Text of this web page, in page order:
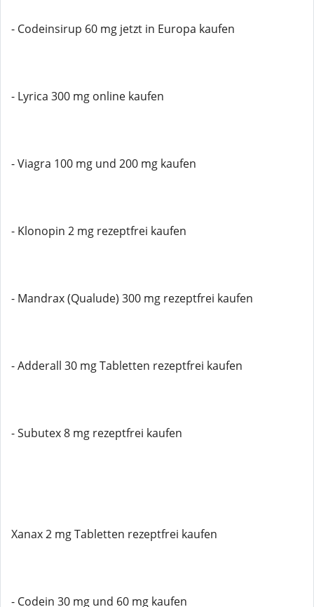
- Codeinsirup 60 mg jetzt in Europa kaufen
- Lyrica 300 mg online kaufen
- Viagra 100 mg und 200 mg kaufen
- Klonopin 2 mg rezeptfrei kaufen
- Mandrax (Qualude) 300 mg rezeptfrei kaufen
- Adderall 30 mg Tabletten rezeptfrei kaufen
- Subutex 8 mg rezeptfrei kaufen
Xanax 2 mg Tabletten rezeptfrei kaufen
- Codein 30 mg und 60 mg kaufen